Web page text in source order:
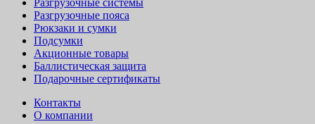
Разгрузочные пояса
Рюкзаки и сумки
Подсумки
Акционные товары
Баллистическая защита
Подарочные сертификаты
Контакты
О компании